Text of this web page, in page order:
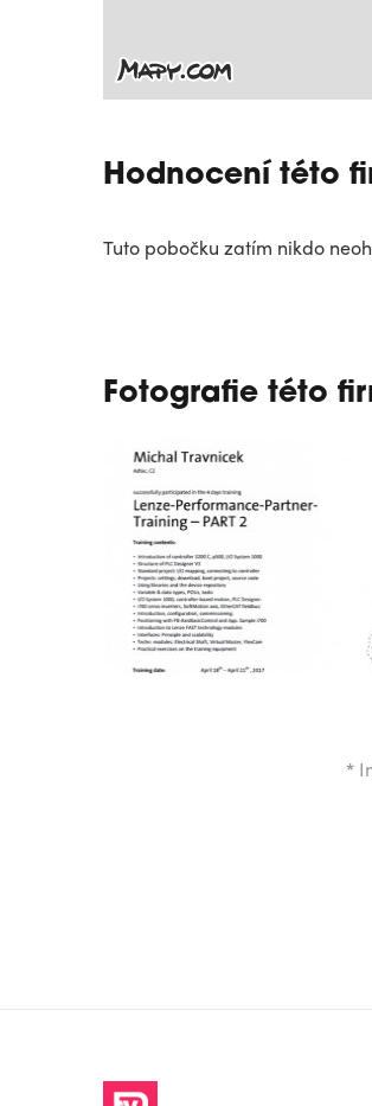
Hodnocení této
Tuto pobočku zatím nikdo
Fotografie této
*